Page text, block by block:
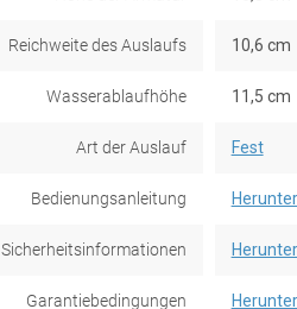
Reichweite des Auslaufs 10,6 cm
Wasserablaufhöhe 11,5 cm
Art der Auslauf Fest
Bedienungsanleitung
Sicherheitsinformationen
Garantiebedingungen